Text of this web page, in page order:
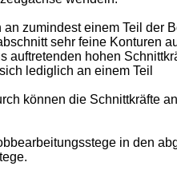
zumindest einem Teil der
sehr feine Konturen
hohen
lediglich an einem Teil
können die Schnittkräfte
in den